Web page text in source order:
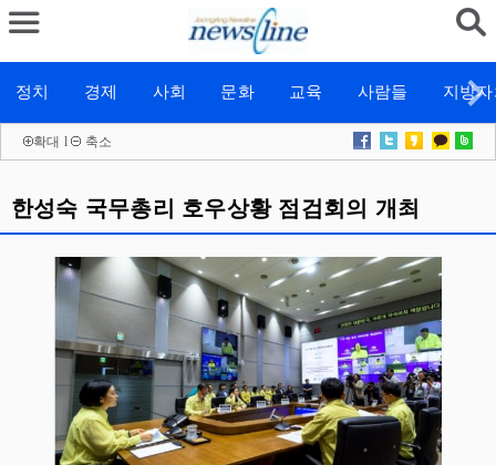
정치 경제 사회 문화 교육 사람들 지방
확대 l 축소
한성숙 국무총리 호우상황 점검회의 개최